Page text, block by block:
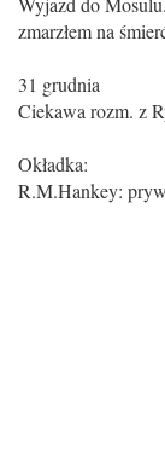
zmarzłem na
31 grudnia
Ciekawa rozm. z
Okładka:
R.M.Hankey: